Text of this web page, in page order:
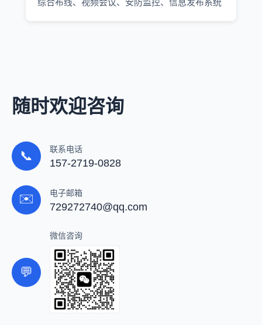
综合布线、视频会议、安防监控、信息发布系统
随时欢迎咨询
📞 联系电话
157-2719-0828
✉️ 电子邮箱
729272740@qq.com
💬
微信咨询